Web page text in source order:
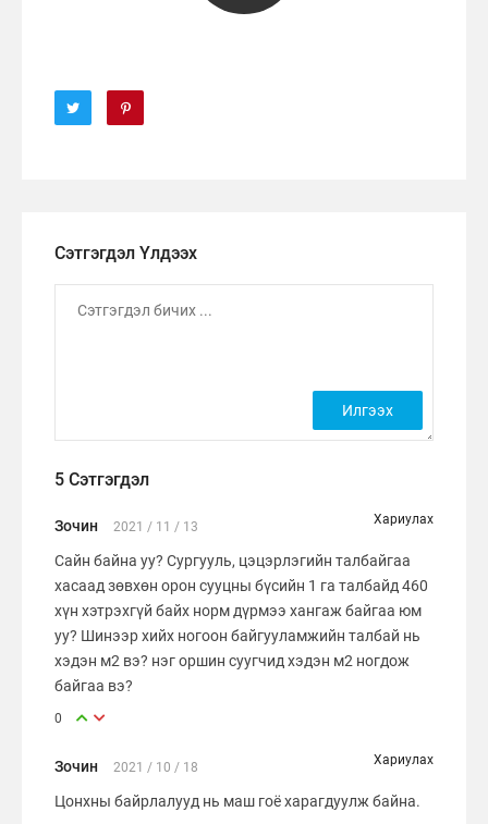
Сэтгэгдэл Үлдээх
5 Сэтгэгдэл
Зочин 2021 / 11 / 13 Хариулах
Сайн байна уу? Сургууль, цэцэрлэгийн талбайгаа
хасаад зөвхөн орон сууцны бүсийн 1 га талбайд 460
хүн хэтрэхгүй байх норм дүрмээ хангаж байгаа юм
уу? Шинээр хийх ногоон байгууламжийн талбай нь
хэдэн м2 вэ? нэг оршин суугчид хэдэн м2 ногдож
байгаа вэ?
0
Зочин 2021 / 10 / 18 Хариулах
Цонхны байрлалууд нь маш гоё харагдуулж байна.